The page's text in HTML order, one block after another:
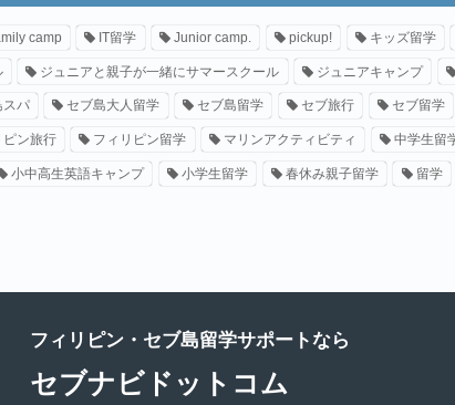
camp IT留学 Junior camp. pickup! キッズ留学
ジュニアと親子が一緒にサマースクール ジュニアキャンプ
スパ セブ島大人留学 セブ島留学 セブ旅行 セブ留学
ピン旅行 フィリピン留学 マリンアクティビティ 中学生留
小中高生英語キャンプ 小学生留学 春休み親子留学 留学
フィリピン・セブ島留学サポートなら
セブナビドットコム